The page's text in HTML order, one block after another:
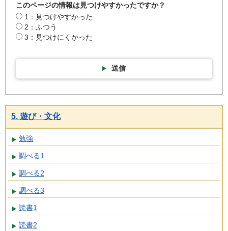
このページの情報は見つけやすかったですか？
1：見つけやすかった
2：ふつう
3：見つけにくかった
送信
5. 遊び・文化
勉強
調べる1
調べる2
調べる3
読書1
読書2